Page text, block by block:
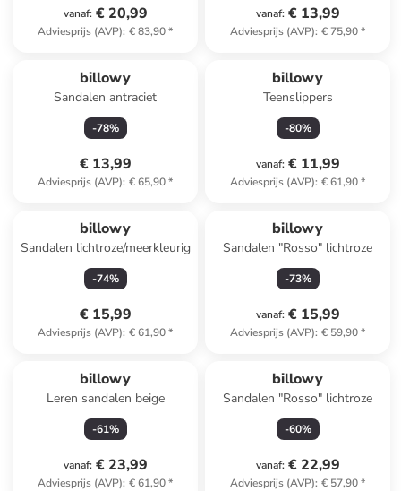
vanaf: € 20,99
Adviesprijs (AVP): € 83,90*
vanaf: € 13,99
Adviesprijs (AVP): € 75,90*
billowy
Sandalen antraciet
-78%
€ 13,99
Adviesprijs (AVP): € 65,90*
billowy
Teenslippers
-80%
vanaf: € 11,99
Adviesprijs (AVP): € 61,90*
billowy
Sandalen lichtroze/meerkleurig
-74%
€ 15,99
Adviesprijs (AVP): € 61,90*
billowy
Sandalen "Rosso" lichtroze
-73%
vanaf: € 15,99
Adviesprijs (AVP): € 59,90*
billowy
Leren sandalen beige
-61%
vanaf: € 23,99
Adviesprijs (AVP): € 61,90*
billowy
Sandalen "Rosso" lichtroze
-60%
vanaf: € 22,99
Adviesprijs (AVP): € 57,90*